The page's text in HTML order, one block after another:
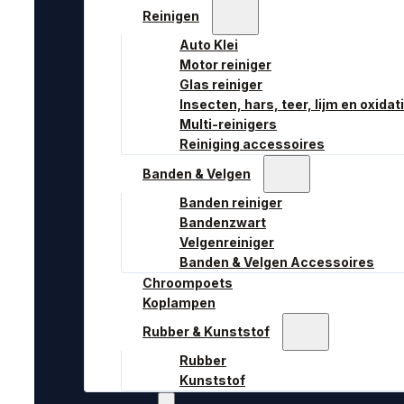
Reinigen
Auto Klei
Motor reiniger
Glas reiniger
Insecten, hars, teer, lijm en
Multi-reinigers
Reiniging accessoires
Banden & Velgen
Banden reiniger
Bandenzwart
Velgenreiniger
Banden & Velgen Accessoires
Chroompoets
Koplampen
Rubber & Kunststof
Rubber
Kunststof